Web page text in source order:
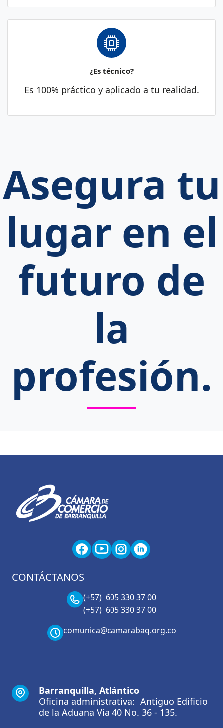
¿Es técnico?
Es 100% práctico y aplicado a tu realidad.
Asegura tu
lugar en el
futuro de
la
profesión.
CONTÁCTANOS
(+57) 605 330 37 00
(+57) 605 330 37 00
comunica@camarabaq.org.co
Barranquilla, Atlántico
Oficina administrativa: Antiguo Edificio
de la Aduana Vía 40 No. 36 - 135.